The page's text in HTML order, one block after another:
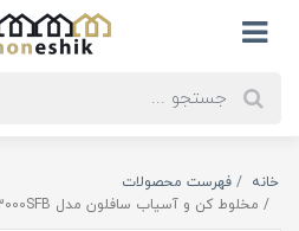
خانه
فهرست محصولات
مخلوط کن و آسیاب سافلون مدل 3000SFB ( کد کالا 02100604 )